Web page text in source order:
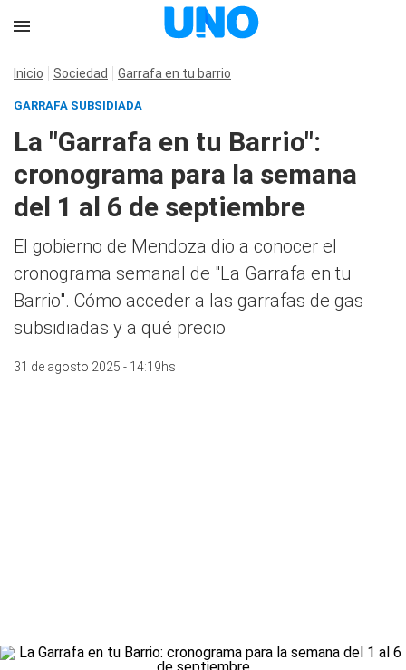
Inicio Sociedad Garrafa en tu barrio
GARRAFA SUBSIDIADA
La "Garrafa en tu Barrio":
cronograma para la semana
del 1 al 6 de septiembre
El gobierno de Mendoza dio a conocer el
cronograma semanal de "La Garrafa en tu
Barrio". Cómo acceder a las garrafas de gas
subsidiadas y a qué precio
31 de agosto 2025 - 14:19hs